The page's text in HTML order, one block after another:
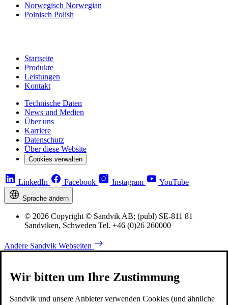
Norwegisch Norwegian
Polnisch Polish
Startseite
Produkte
Leistungen
Kontakt
Technische Daten
News und Medien
Über uns
Karriere
Datenschutz
Über diese Website
Cookies verwalten
LinkedIn Facebook Instagram YouTube
Sprache ändern
© 2026 Copyright © Sandvik AB; (publ) SE-811 81
Sandviken, Schweden Tel. +46 (0)26 260000
Andere Sandvik Webseiten
Wir bitten um Ihre Zustimmung
Sandvik und unsere Anbieter verwenden Cookies (und ähnliche